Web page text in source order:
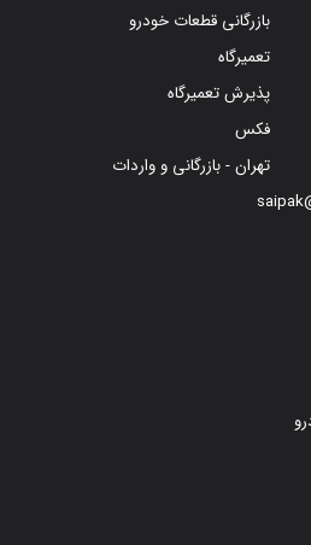
بازرگانی قطعات خودرو
تعمیرگاه
پذیرش تعمیرگاه
فکس
تهران - بازرگانی و واردات